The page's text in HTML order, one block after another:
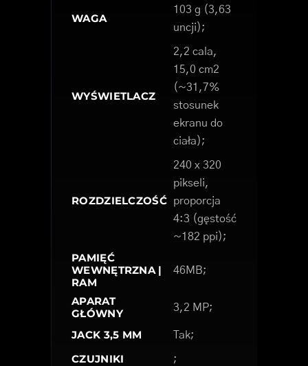
WAGA
103 g (3,63
uncji);
WYŚWIETLACZ
2,2 cala,
15,0 cm2
(~31,7%
stosunek
ekranu do
ciała);
ROZDZIELCZOŚĆ
240 x 320
pikseli,
proporcja
4:3 (gęstość
~182 ppi);
PAMIĘĆ
WEWNĘTRZNA |
RAM
46MB;
APARAT
GŁÓWNY
3,2 MP;
JACK 3,5 MM Tak;
CZUJNIKI ;